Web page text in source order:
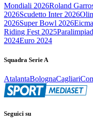
Mondiali 2026Roland
2026Scudetto Inter 2026
2026Super Bowl 2026
Riding Fest 2025
2024Euro 2024
Squadra Serie A
AtalantaBolognaCagliari
Seguici su